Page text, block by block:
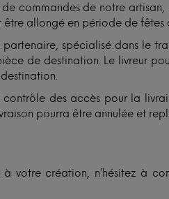
commandes de notre
allongé en période de fêtes
partenaire, spécialisé dans le
de destination. Le livreur
contrôle des accès pour la
pourra être annulée et
votre création, n’hésitez à